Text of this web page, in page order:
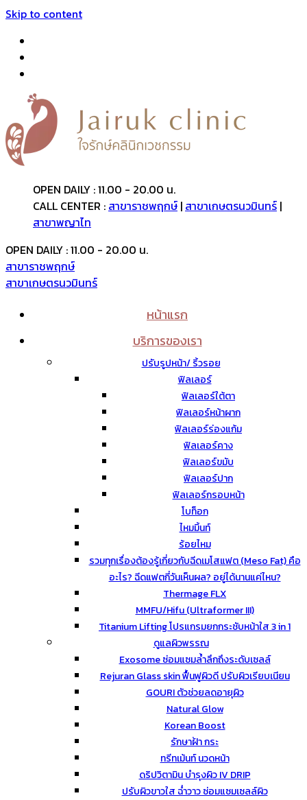
Skip to content
OPEN DAILY : 11.00 - 20.00 น.
CALL CENTER : สาขาราชพฤกษ์ | สาขาเกษตรนวมินทร์ |
สาขาพญาไท
OPEN DAILY : 11.00 - 20.00 น.
สาขาราชพฤกษ์
สาขาเกษตรนวมินทร์
หน้าแรก
บริการของเรา
ปรับรูปหน้า/ ริ้วรอย
ฟิลเลอร์
ฟิลเลอร์ใต้ตา
ฟิลเลอร์หน้าผาก
ฟิลเลอร์ร่องแก้ม
ฟิลเลอร์คาง
ฟิลเลอร์ขมับ
ฟิลเลอร์ปาก
ฟิลเลอร์กรอบหน้า
โบท็อก
ไหมมิ้นท์
ร้อยไหม
รวมทุกเรื่องต้องรู้เกี่ยวกับฉีดเมโสแฟต (Meso Fat) คือ
อะไร? ฉีดแฟตกี่วันเห็นผล? อยู่ได้นานแค่ไหน?
Thermage FLX
MMFU/Hifu (Ultraformer III)
Titanium Lifting โปรแกรมยกกระชับหน้าใส 3 in 1
ดูแลผิวพรรณ
Exosome ซ่อมแซมล้ำลึกถึงระดับเซลล์
Rejuran Glass skin ฟื้นฟูผิวดี ปรับผิวเรียบเนียน
GOURI ตัวช่วยลดอายุผิว
Natural Glow
Korean Boost
รักษาฝ้า กระ
ทรีทเม้นท์ นวดหน้า
ดริปวิตามิน บำรุงผิว IV DRIP
ปรับผิวขาวใส ฉ่ำวาว ซ่อมแซมเซลล์ผิว